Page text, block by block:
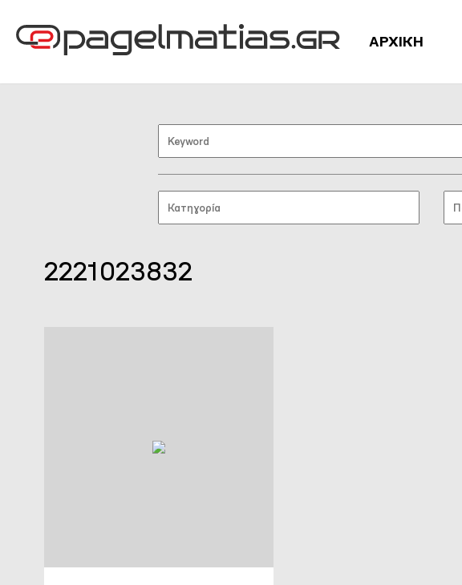
ΑΡΧΙΚΗ
2221023832